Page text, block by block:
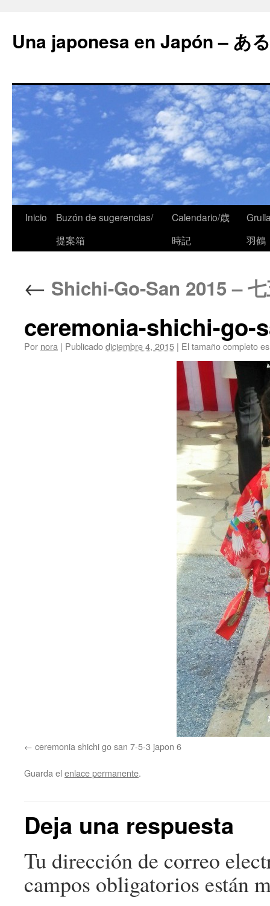
Una japonesa en Japón – あ
Inicio
Buzón de sugerencias/
提案箱
Calendario/歳
時記
羽鶴
← Shichi-Go-San 2015 –
ceremonia-shichi-go-
Por nora | Publicadodiciembre 4, 2015 | El tamaño completo
ceremonia shichi go san 7-5-3 japon 6
Guarda el enlace permanente.
Deja una respuesta
Tu dirección de correo
campos obligatorios están